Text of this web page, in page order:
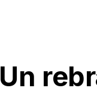
Un